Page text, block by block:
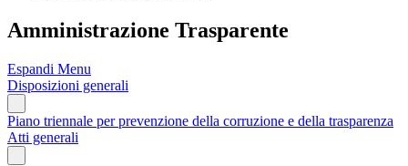
Amministrazione Trasparente
Espandi Menu
Disposizioni generali
Piano triennale per prevenzione della corruzione e della trasparenza
Atti generali